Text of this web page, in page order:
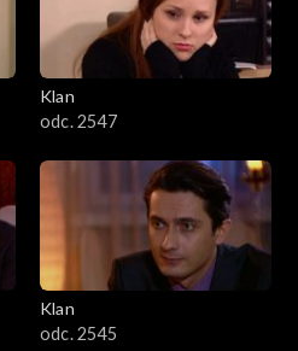
Klan
odc. 2547
Klan
odc. 2545